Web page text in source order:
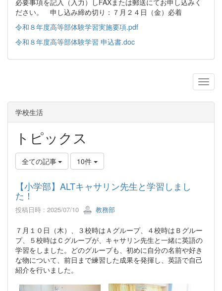
ださい。 申し込み締め切り：７月２４日（金）必着
令和８年度高等部体験学習実施要項.pdf
令和８年度高等部体験学習 申込書.doc
学校生活
トピックス
全ての記事 10件
【小学部】ALTキャサリン先生と学習しまし
た！
投稿日時 : 2025/07/10 教務部
７月１０日（木）、３校時はＡグループ、４校時はＢグルー
プ、５校時はＣグループが、キャサリン先生と一緒に英語の
学習をしました。どのグループも、初めに自分の名前や好き
な物について、前日まで練習した成果を発揮し、英語で自己
紹介を行いました。